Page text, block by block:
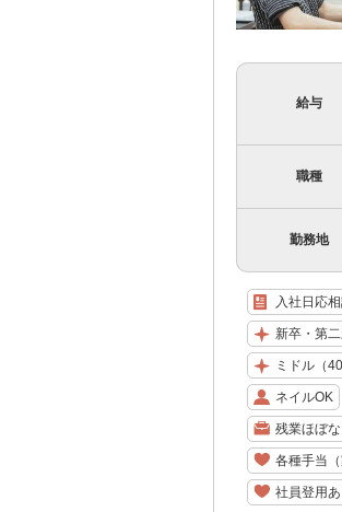
給与
職種
勤務地
入社日応
新卒・第
ミドル（
ネイルOK
残業ほぼな
各種手当
社員登用あ